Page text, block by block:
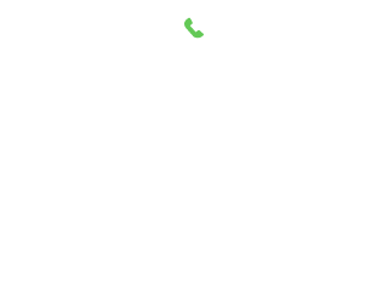
このイベントをシェア